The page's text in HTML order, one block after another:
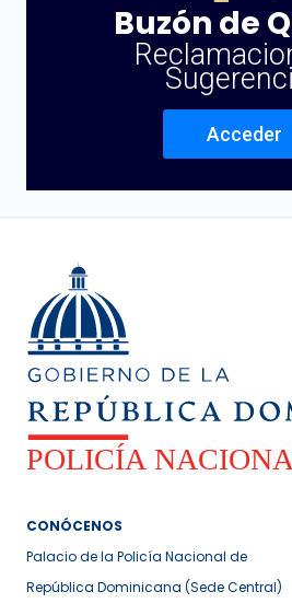
Buzón de
Acceder
CONÓCENOS
Palacio de la Policía Nacional de
República Dominicana (Sede Central)